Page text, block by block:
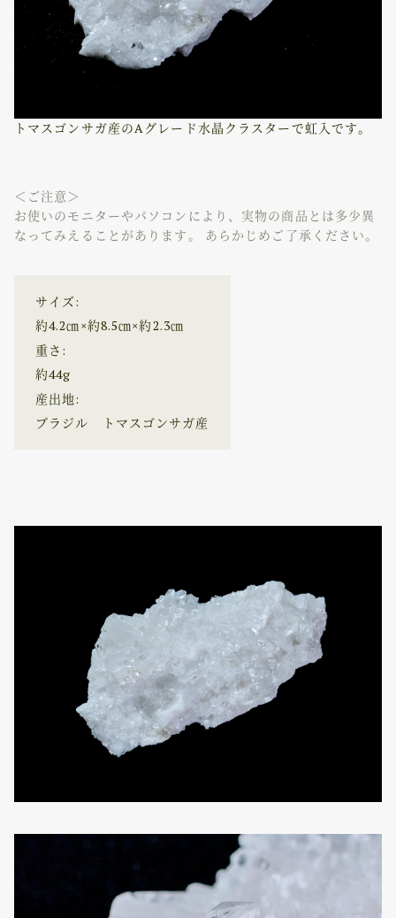
トマスゴンサガ産のAグレード水晶クラスターで虹入です。
＜ご注意＞
お使いのモニターやパソコンにより、実物の商品とは多少異
なってみえることがあります。 あらかじめご了承ください。
サイズ:
約4.2㎝×約8.5㎝×約2.3㎝
重さ:
約44g
産出地:
ブラジル トマスゴンサガ産